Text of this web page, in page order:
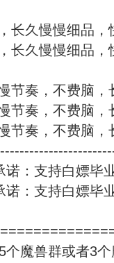
长久慢慢细品，
长久慢慢细品，
节奏，不费脑，
节奏，不费脑，
节奏，不费脑，
诺：支持白嫖毕
诺：支持白嫖毕
兽群或者3个